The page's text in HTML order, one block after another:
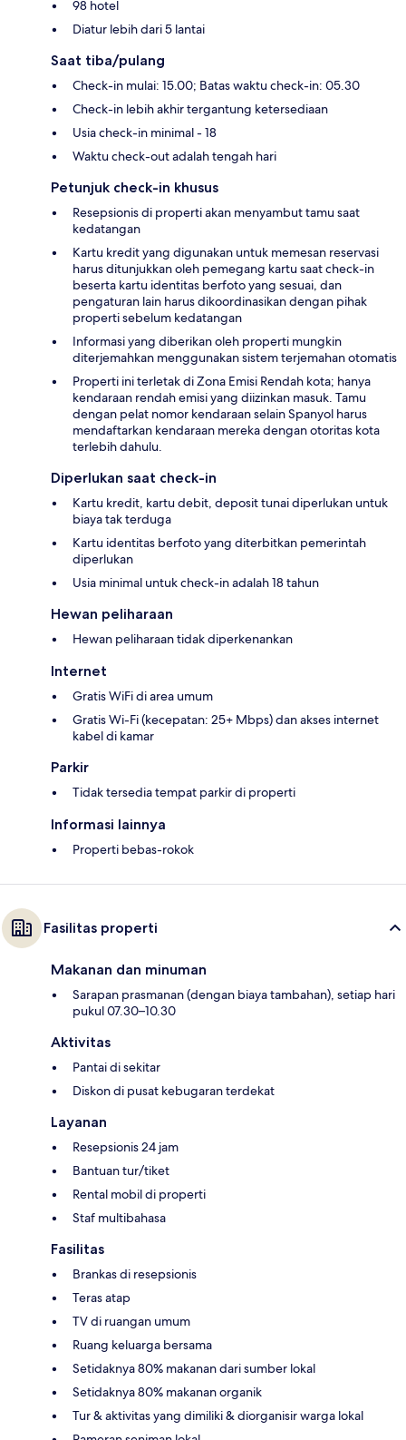
98 hotel
Diatur lebih dari 5 lantai
Saat tiba/pulang
Check-in mulai: 15.00; Batas waktu check-in: 05.30
Check-in lebih akhir tergantung ketersediaan
Usia check-in minimal - 18
Waktu check-out adalah tengah hari
Petunjuk check-in khusus
Resepsionis di properti akan menyambut tamu saat
kedatangan
Kartu kredit yang digunakan untuk memesan reservasi
harus ditunjukkan oleh pemegang kartu saat check-in
beserta kartu identitas berfoto yang sesuai, dan
pengaturan lain harus dikoordinasikan dengan pihak
properti sebelum kedatangan
Informasi yang diberikan oleh properti mungkin
diterjemahkan menggunakan sistem terjemahan otomatis
Properti ini terletak di Zona Emisi Rendah kota; hanya
kendaraan rendah emisi yang diizinkan masuk. Tamu
dengan pelat nomor kendaraan selain Spanyol harus
mendaftarkan kendaraan mereka dengan otoritas kota
terlebih dahulu.
Diperlukan saat check-in
Kartu kredit, kartu debit, deposit tunai diperlukan untuk
biaya tak terduga
Kartu identitas berfoto yang diterbitkan pemerintah
diperlukan
Usia minimal untuk check-in adalah 18 tahun
Hewan peliharaan
Hewan peliharaan tidak diperkenankan
Internet
Gratis WiFi di area umum
Gratis Wi-Fi (kecepatan: 25+ Mbps) dan akses internet
kabel di kamar
Parkir
Tidak tersedia tempat parkir di properti
Informasi lainnya
Properti bebas-rokok
Fasilitas properti
Makanan dan minuman
Sarapan prasmanan (dengan biaya tambahan), setiap hari
pukul 07.30–10.30
Aktivitas
Pantai di sekitar
Diskon di pusat kebugaran terdekat
Layanan
Resepsionis 24 jam
Bantuan tur/tiket
Rental mobil di properti
Staf multibahasa
Fasilitas
Brankas di resepsionis
Teras atap
TV di ruangan umum
Ruang keluarga bersama
Setidaknya 80% makanan dari sumber lokal
Setidaknya 80% makanan organik
Tur & aktivitas yang dimiliki & diorganisir warga lokal